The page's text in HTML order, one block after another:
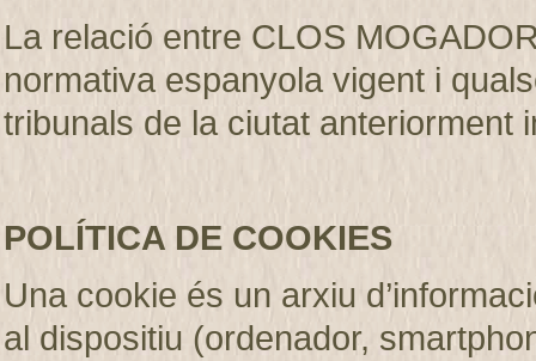
La relació entre CLOS
normativa espanyola vigent i
tribunals de la ciutat anteriorment
POLÍTICA DE COOKIES
Una cookie és un arxiu
al dispositiu (ordenador,